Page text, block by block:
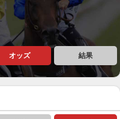
オッズ 結果